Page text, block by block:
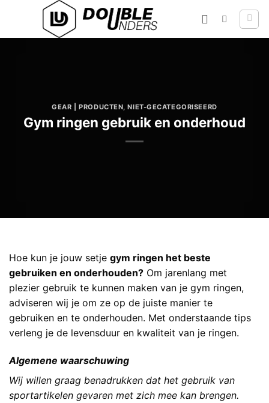
inhoud
GEAR | PRODUCTEN ,NIET-GECATEGORISEERD
Gym ringen gebruik en onderhoud
Hoe kun je jouw setje gym ringen het beste
gebruiken en onderhouden? Om jarenlang met
plezier gebruik te kunnen maken van je gym ringen,
adviseren wij je om ze op de juiste manier te
gebruiken en te onderhouden. Met onderstaande tips
verleng je de levensduur en kwaliteit van je ringen.
Algemene waarschuwing
Wij willen graag benadrukken dat het gebruik van
sportartikelen gevaren met zich mee kan brengen.